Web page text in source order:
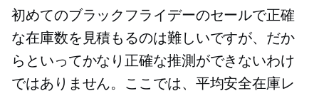
初めてのブラックフライデーのセールで正確
な在庫数を見積もるのは難しいですが、だか
らといってかなり正確な推測ができないわけ
ではありません。ここでは、平均安全在庫レ